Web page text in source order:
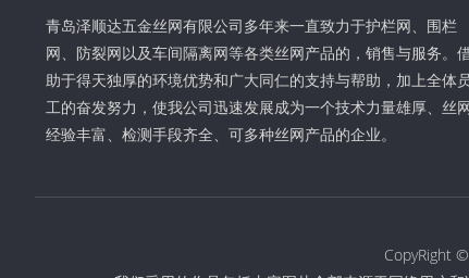
青岛泽顺达五金丝网有限公司多年来一直致力于护栏网、围栏
网、防裂网以及车间隔离网等各类丝网产品的，销售与服务。
助于得天独厚的环境优势和广大同仁的支持与帮助，加上全体
工的奋发努力，使我公司迅速发展成为一个技术力量雄厚、丝
经验丰富、检测手段齐全、可多种丝网产品的企业。
CopyRight